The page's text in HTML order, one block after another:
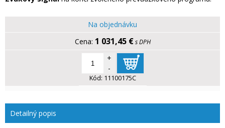
Na objednávku
1 031,45 € s DPH
+
-
Kód: 11100175C
Detailný popis